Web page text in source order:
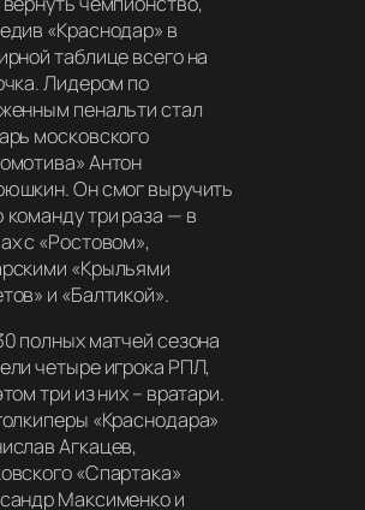
«Краснодар» в
таблице всего на
Лидером по
пенальти стал
московского
Антон
Он смог выручить
три раза — в
с «Ростовом»,
«Крыльями
и «Балтикой».
полных матчей сезона
четыре игрока РПЛ,
три из них – вратари.
«Краснодара»
Агкацев,
«Спартака»
Максименко и